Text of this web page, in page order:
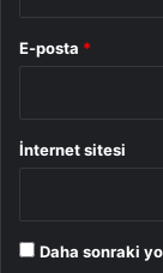
E-posta *
İnternet sitesi
Daha sonraki